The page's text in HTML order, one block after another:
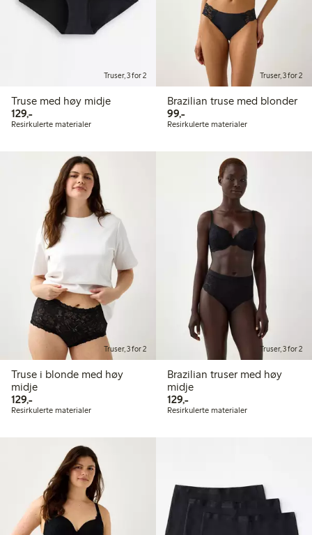
Truser, 3 for 2
Truse med høy midje
129,-129,00 kr
Resirkulerte materialer
Truser, 3 for 2
Brazilian truse med blonder
99,-99,00 kr
Resirkulerte materialer
Truser, 3 for 2
Truse i blonde med høy
midje
129,-129,00 kr
Resirkulerte materialer
Truser, 3 for 2
Brazilian truser med høy
midje
129,-129,00 kr
Resirkulerte materialer